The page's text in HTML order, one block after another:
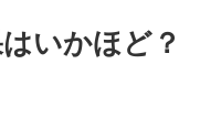
いかほど？